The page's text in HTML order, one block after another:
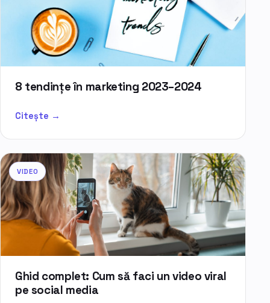
8 tendințe în marketing 2023–2024
Citește →
VIDEO
Ghid complet: Cum să faci un video viral
pe social media